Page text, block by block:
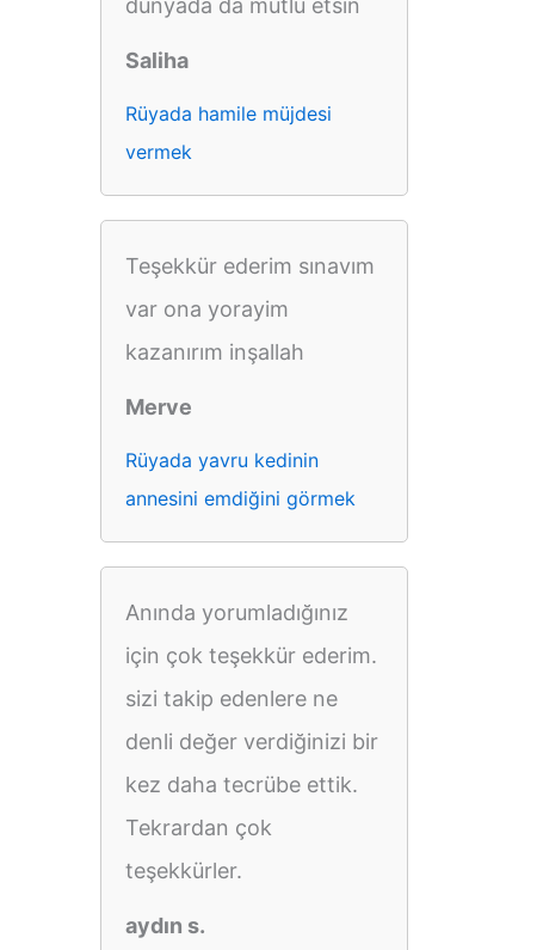
dünyada da mutlu etsin
Saliha
Rüyada hamile müjdesi
vermek
Teşekkür ederim sınavım
var ona yorayim
kazanırım inşallah
Merve
Rüyada yavru kedinin
annesini emdiğini görmek
Anında yorumladığınız
için çok teşekkür ederim.
sizi takip edenlere ne
denli değer verdiğinizi bir
kez daha tecrübe ettik.
Tekrardan çok
teşekkürler.
aydın s.